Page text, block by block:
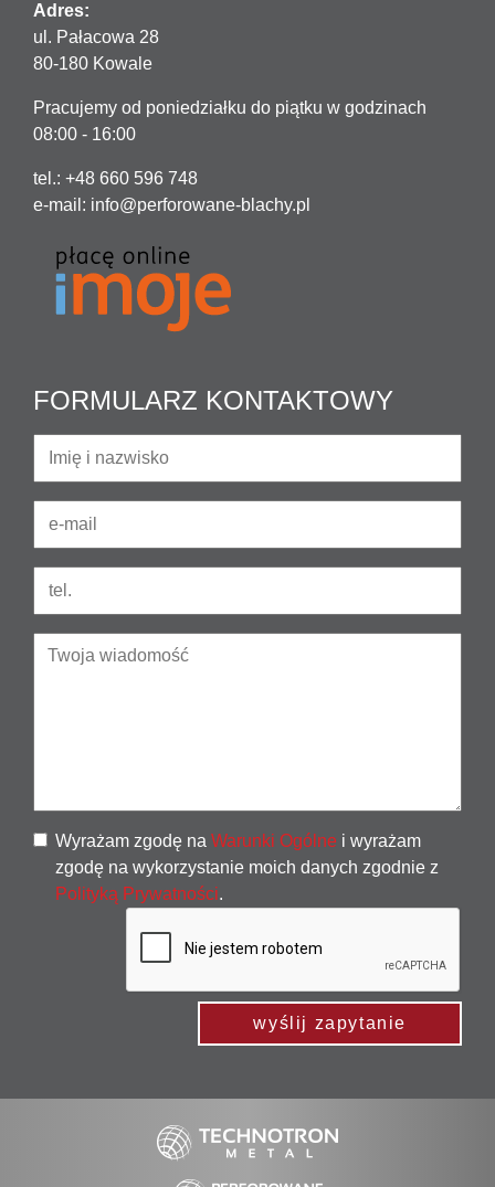
Adres:
ul. Pałacowa 28
80-180 Kowale
Pracujemy od poniedziałku do piątku w godzinach
08:00 - 16:00
tel.: +48 660 596 748
e-mail: info@perforowane-blachy.pl
FORMULARZ KONTAKTOWY
Wyrażam zgodę na Warunki Ogólne i wyrażam
zgodę na wykorzystanie moich danych zgodnie z
Polityką Prywatności.
wyślij zapytanie